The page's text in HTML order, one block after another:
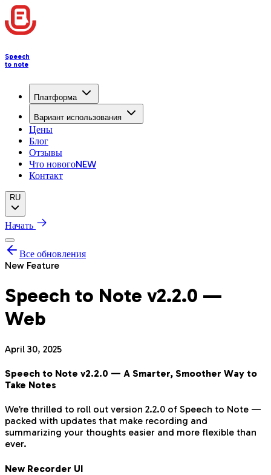
Speech
to note
Платформа
Вариант использования
Цены
Блог
Отзывы
Что новогоNEW
Контакт
RU
Начать
Все обновления
New Feature
Speech to Note v2.2.0 —
Web
April 30, 2025
Speech to Note v2.2.0 — A Smarter, Smoother Way to
Take Notes
We’re thrilled to roll out version 2.2.0 of Speech to Note —
packed with updates that make recording and
summarizing your thoughts easier and more flexible than
ever.
New Recorder UI